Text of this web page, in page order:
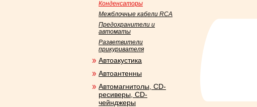
Конденсаторы
Межблочные кабели RCA
Предохранители и
автоматы
Разветвители
прикуривателя
Автоакустика
Автоантенны
Автомагнитолы, CD-
ресиверы, CD-
чейнджеры